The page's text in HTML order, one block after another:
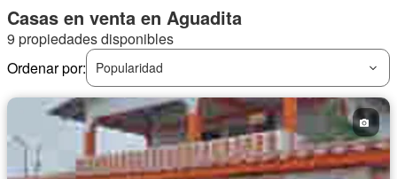
Casas en venta en Aguadita
9 propiedades disponibles
Ordenar por:
Popularidad